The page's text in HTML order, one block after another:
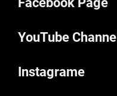
YouTube Channel
Instagrame